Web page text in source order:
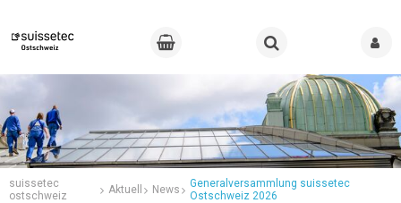
suissetec
ostschweiz
Aktuell News
Generalversammlung suissetec
Ostschweiz 2026